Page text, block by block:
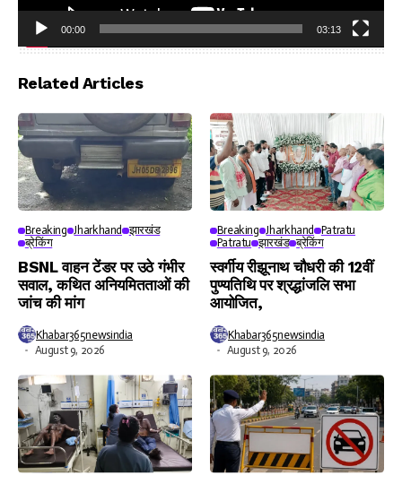
Player
00:00 03:13
Related Articles
Breaking Jharkhand
झारखंड
ब्रेकिंग
BSNL वाहन टेंडर पर उठे गंभीर
सवाल, कथित अनियमितताओं की
जांच की मांग
Khabar365newsindia
August 9, 2026
Breaking Jharkhand
Patratu
Patratu झारखंड ब्रेकिंग
स्वर्गीय रीझूनाथ चौधरी की 12वीं
पुण्यतिथि पर श्रद्धांजलि सभा
आयोजित,
Khabar365newsindia
August 9, 2026